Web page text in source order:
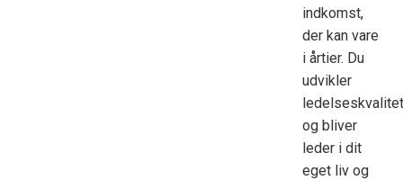
indkomst,
der kan vare
i årtier. Du
udvikler
og bliver
leder i dit
eget liv og